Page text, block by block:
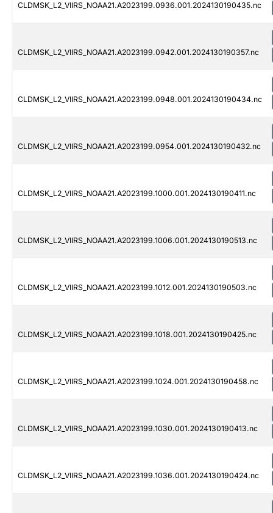
CLDMSK_L2_VIIRS_NOAA21.A2023199.0936.001.2024130190435.nc
CLDMSK_L2_VIIRS_NOAA21.A2023199.0942.001.2024130190357.nc
CLDMSK_L2_VIIRS_NOAA21.A2023199.0948.001.2024130190434.nc
CLDMSK_L2_VIIRS_NOAA21.A2023199.0954.001.2024130190432.nc
CLDMSK_L2_VIIRS_NOAA21.A2023199.1000.001.2024130190411.nc
CLDMSK_L2_VIIRS_NOAA21.A2023199.1006.001.2024130190513.nc
CLDMSK_L2_VIIRS_NOAA21.A2023199.1012.001.2024130190503.nc
CLDMSK_L2_VIIRS_NOAA21.A2023199.1018.001.2024130190425.nc
CLDMSK_L2_VIIRS_NOAA21.A2023199.1024.001.2024130190458.nc
CLDMSK_L2_VIIRS_NOAA21.A2023199.1030.001.2024130190413.nc
CLDMSK_L2_VIIRS_NOAA21.A2023199.1036.001.2024130190424.nc